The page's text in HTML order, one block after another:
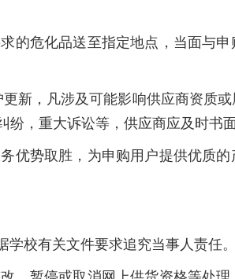
的危化品送至指定地点，当面与
新，凡涉及可能影响供应商资质
，重大诉讼等，供应商应及时书面
势取胜，为申购用户提供优质的
校有关文件要求追究当事人责任。